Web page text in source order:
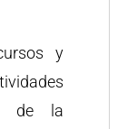
y
de la